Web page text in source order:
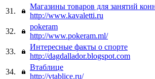
31.
Магазины товаров для занятий
http://www.kavaletti.ru
32.
pokeram
http://www.pokeram.ml/
33.
Интересные факты о спорте
http://dagdallador.blogspot.com
34.
Втаблице
http://vtablice.ru/